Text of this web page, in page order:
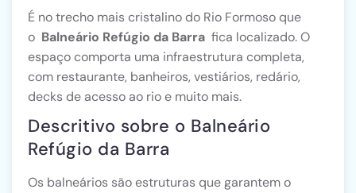
É no trecho mais cristalino do Rio Formoso que
o Balneário Refúgio da Barra fica localizado. O
espaço comporta uma infraestrutura completa,
com restaurante, banheiros, vestiários, redário,
decks de acesso ao rio e muito mais.
Descritivo sobre o Balneário
Refúgio da Barra
Os balneários são estruturas que garantem o